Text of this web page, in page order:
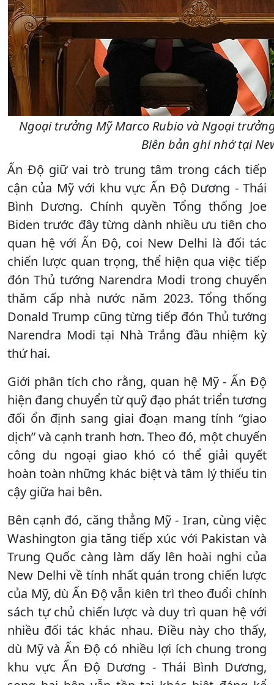
Ngoại trưởng Mỹ Marco Rubio và Ngoại
Biên bản ghi nhớ tại
Ấn Độ giữ vai trò trung tâm trong cách tiếp
cận của Mỹ với khu vực Ấn Độ Dương - Thái
Bình Dương. Chính quyền Tổng thống Joe
Biden trước đây từng dành nhiều ưu tiên cho
quan hệ với Ấn Độ, coi New Delhi là đối tác
chiến lược quan trọng, thể hiện qua việc tiếp
đón Thủ tướng Narendra Modi trong chuyến
thăm cấp nhà nước năm 2023. Tổng thống
Donald Trump cũng từng tiếp đón Thủ tướng
Narendra Modi tại Nhà Trắng đầu nhiệm kỳ
thứ hai.
Giới phân tích cho rằng, quan hệ Mỹ - Ấn Độ
hiện đang chuyển từ quỹ đạo phát triển tương
đối ổn định sang giai đoạn mang tính “giao
dịch” và cạnh tranh hơn. Theo đó, một chuyến
công du ngoại giao khó có thể giải quyết
hoàn toàn những khác biệt và tâm lý thiếu tin
cậy giữa hai bên.
Bên cạnh đó, căng thẳng Mỹ - Iran, cùng việc
Washington gia tăng tiếp xúc với Pakistan và
Trung Quốc càng làm dấy lên hoài nghi của
New Delhi về tính nhất quán trong chiến lược
của Mỹ, dù Ấn Độ vẫn kiên trì theo đuổi chính
sách tự chủ chiến lược và duy trì quan hệ với
nhiều đối tác khác nhau. Điều này cho thấy,
dù Mỹ và Ấn Độ có nhiều lợi ích chung trong
khu vực Ấn Độ Dương - Thái Bình Dương,